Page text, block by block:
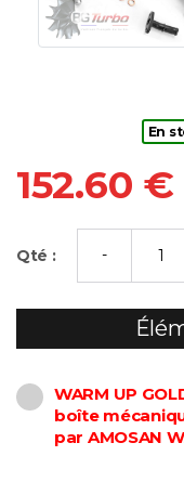
En
152.60 €
Qté :
WARM UP
boîte
par AMOSAN